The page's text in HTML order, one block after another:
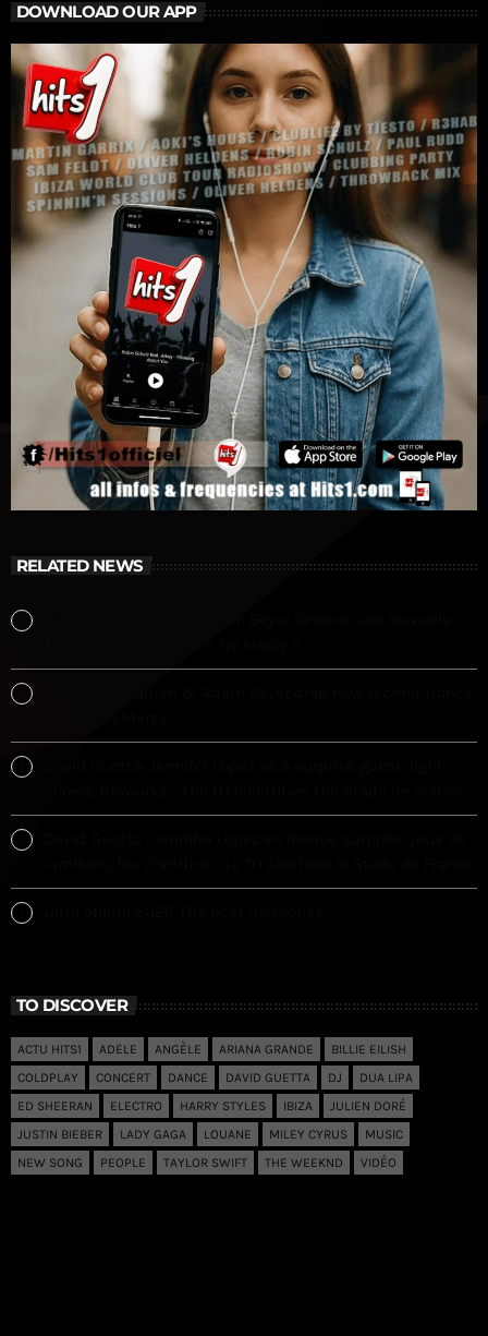
DOWNLOAD OUR APP
RELATED NEWS
TO DISCOVER
ACTU HITS1 ADELE ANGÈLE ARIANA GRANDE
BILLIE EILISH
COLDPLAY
CONCERT DANCE DAVID GUETTA DJ
DUA LIPA
ED SHEERAN
ELECTRO HARRY STYLES IBIZA
JULIEN DORÉ
JUSTIN BIEBER
LADY GAGA LOUANE MILEY CYRUS
MUSIC
NEW SONG
PEOPLE TAYLOR SWIFT THE WEEKND VIDÉO